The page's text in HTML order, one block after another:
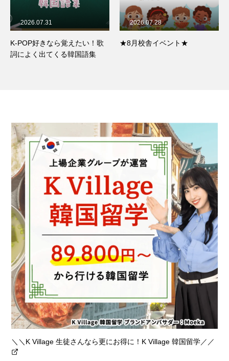
★8月校舎イベント★
2026.07.28
京橋駅前校カウンセラーの推
2026.07.26
＼＼K Village 生徒さんなら更にお得に！K Village 韓国留学／／